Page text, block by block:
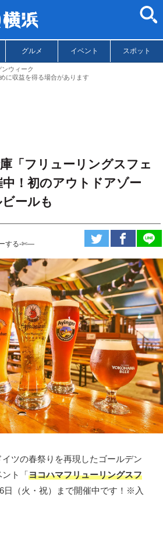
グルメ イベント スポット
ウィーク
に収益を得る場合があります
「フリューリングスフェ
！初のアウトドアゾー
ールも
する-✄—
ツの春祭りを再現したゴールデン
ント「ヨコハマフリューリングスフ
日（火・祝）まで開催中です！※入